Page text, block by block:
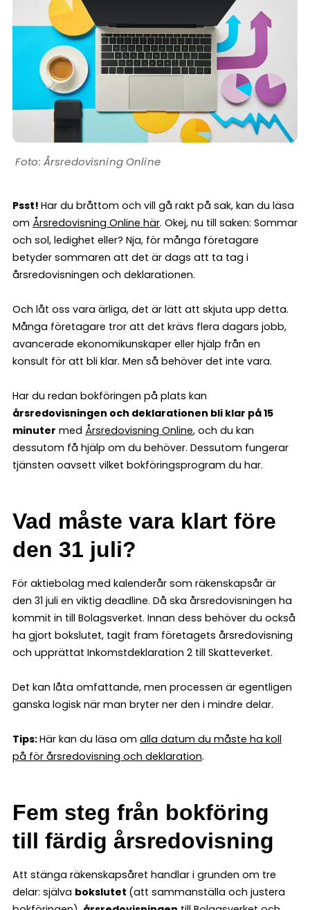
Årsredovisning Online
Psst! Har du bråttom och vill gå rakt på sak, kan du läsa
om Årsredovisning Online här. Okej, nu till saken: Sommar
och sol, ledighet eller? Nja, för många företagare
betyder sommaren att det är dags att ta tag i
årsredovisningen och deklarationen.
Och låt oss vara ärliga, det är lätt att skjuta upp detta.
Många företagare tror att det krävs flera dagars jobb,
avancerade ekonomikunskaper eller hjälp från en
konsult för att bli klar. Men så behöver det inte vara.
Har du redan bokföringen på plats kan
årsredovisningen och deklarationen bli klar på 15
minuter med Årsredovisning Online, och du kan
dessutom få hjälp om du behöver. Dessutom fungerar
tjänsten oavsett vilket bokföringsprogram du har.
Vad måste vara klart före
den 31 juli?
För aktiebolag med kalenderår som räkenskapsår är
den 31 juli en viktig deadline. Då ska årsredovisningen ha
kommit in till Bolagsverket. Innan dess behöver du också
ha gjort bokslutet, tagit fram företagets årsredovisning
och upprättat Inkomstdeklaration 2 till Skatteverket.
Det kan låta omfattande, men processen är egentligen
ganska logisk när man bryter ner den i mindre delar.
Tips:Här kan du läsa om alla datum du måste ha koll
på för årsredovisning och deklaration.
Fem steg från bokföring
till färdig årsredovisning
Att stänga räkenskapsåret handlar i grunden om tre
delar: själva bokslutet (att sammanställa och justera